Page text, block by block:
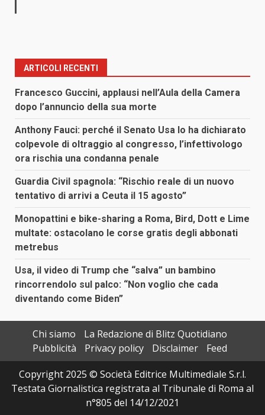
ARTICOLI RECENTI
Francesco Guccini, applausi nell’Aula della Camera
dopo l’annuncio della sua morte
Anthony Fauci: perché il Senato Usa lo ha dichiarato
colpevole di oltraggio al congresso, l’infettivologo
ora rischia una condanna penale
Guardia Civil spagnola: “Rischio reale di un nuovo
tentativo di arrivi a Ceuta il 15 agosto”
Monopattini e bike-sharing a Roma, Bird, Dott e Lime
multate: ostacolano le corse gratis degli abbonati
metrebus
Usa, il video di Trump che “salva” un bambino
rincorrendolo sul palco: “Non voglio che cada
diventando come Biden”
Chi siamo
La Redazione di Blitz Quotidiano
Pubblicità
Privacy policy Disclaimer
Feed
Copyright 2025 © Società Editrice Multimediale S.r.l.
Testata Giornalistica registrata al Tribunale di Roma al
n°805 del 14/12/2021